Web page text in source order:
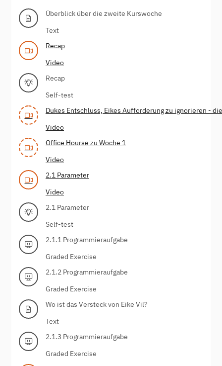
Überblick über die zweite Kurswoche
Text
Recap
Video
Recap
Self-test
Dukes Entschluss, Eikes Aufforderung zu ignorieren -
Video
Office Hourse zu Woche 1
Video
2.1 Parameter
Video
2.1 Parameter
Self-test
2.1.1 Programmieraufgabe
Graded Exercise
2.1.2 Programmieraufgabe
Graded Exercise
Wo ist das Versteck von Eike Vil?
Text
2.1.3 Programmieraufgabe
Graded Exercise